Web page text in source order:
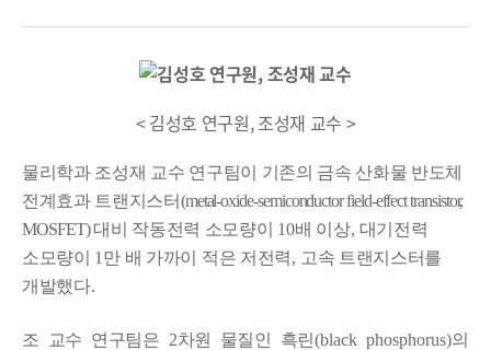
< 김성호 연구원, 조성재 교수 >
물리학과 조성재 교수 연구팀이 기존의 금속 산화물 반도체
전계효과 트랜지스터(metal-oxide-semiconductor field-effect transistor,
MOSFET) 대비 작동전력 소모량이 10배 이상, 대기전력
소모량이 1 만 배 가까이 적은 저전력, 고속 트랜지스터를
개발했다.
조 교수 연구팀은 2차원 물질인 흑린(black phosphorus)의